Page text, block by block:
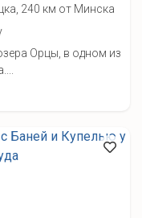
240 км от Минска
Орцы, в одном из